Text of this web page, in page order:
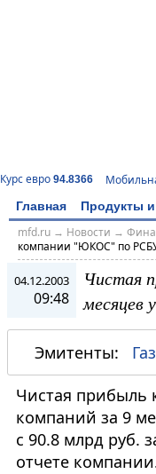
Курс евро 94.8366
Главная Продукты и
mfd.ru→ Новости →
компании "ЮКОС" по
04.12.2003
09:48
Чистая
месяцев
Эмитенты:
Чистая
компаний за 9
с 90.8 млрд руб.
отчете